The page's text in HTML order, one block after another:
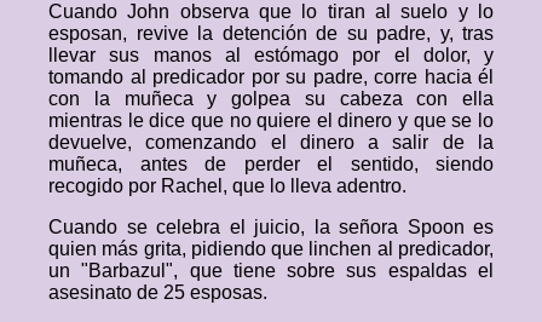
Cuando John observa que lo tiran al suelo y lo
esposan, revive la detención de su padre, y, tras
llevar sus manos al estómago por el dolor, y
tomando al predicador por su padre, corre hacia él
con la muñeca y golpea su cabeza con ella
mientras le dice que no quiere el dinero y que se lo
devuelve, comenzando el dinero a salir de la
muñeca, antes de perder el sentido, siendo
recogido por Rachel, que lo lleva adentro.
Cuando se celebra el juicio, la señora Spoon es
quien más grita, pidiendo que linchen al predicador,
un "Barbazul", que tiene sobre sus espaldas el
asesinato de 25 esposas.